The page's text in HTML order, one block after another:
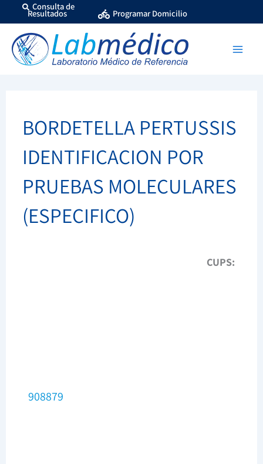
al
contenido
Consulta de
Resultados Programar Domicilio
BORDETELLA PERTUSSIS
IDENTIFICACION POR
PRUEBAS MOLECULARES
(ESPECIFICO)
CUPS:
908879